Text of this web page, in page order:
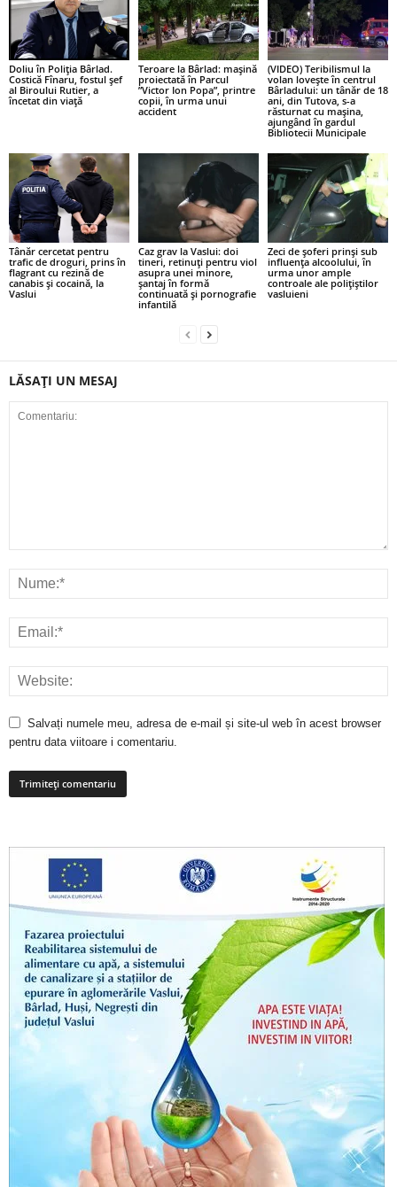
Doliu în Poliția Bârlad.
Costică Fînaru, fostul șef
al Biroului Rutier, a
încetat din viață
Teroare la Bârlad: mașină
proiectată în Parcul
”Victor Ion Popa”, printre
copii, în urma unui
accident
(VIDEO) Teribilismul la
volan lovește în centrul
Bârladului: un tânăr de 18
ani, din Tutova, s-a
răsturnat cu mașina,
ajungând în gardul
Bibliotecii Municipale
Tânăr cercetat pentru
trafic de droguri, prins în
flagrant cu rezină de
canabis și cocaină, la
Vaslui
Caz grav la Vaslui: doi
tineri, retinuți pentru viol
asupra unei minore,
șantaj în formă
continuată și pornografie
infantilă
Zeci de șoferi prinși sub
influența alcoolului, în
urma unor ample
controale ale polițiștilor
vasluieni
LĂSAȚI UN MESAJ
Salvați numele meu, adresa de e-mail și site-ul web în acest browser
pentru data viitoare i comentariu.